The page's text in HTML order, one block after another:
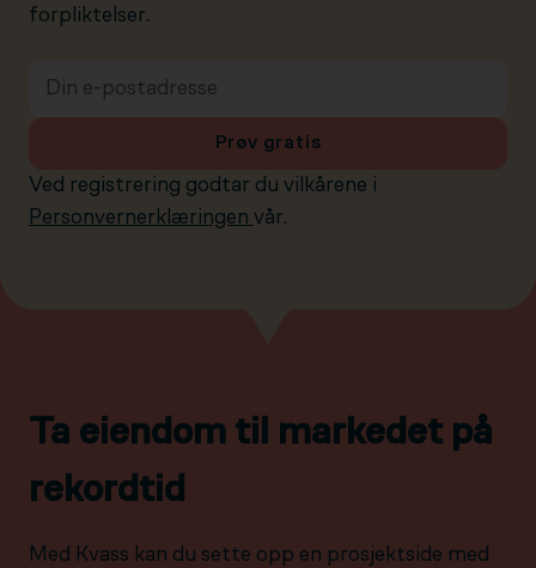
forpliktelser.
Ved registrering godtar du vilkårene i
Personvernerklæringen vår.
Prøv gratis
Ta eiendom til markedet på
rekordtid
Med Kvass kan du sette opp en prosjektside med